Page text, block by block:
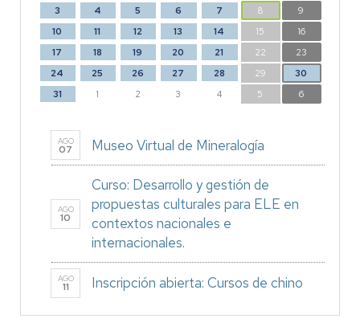
3
4 5 6 7 8
9
10
11 12 13 14 15
16
17
18 19 20 21 22
23
24
25 26 27 28 29
30
31
1 2 3 4 5 6
AGO
07 Museo Virtual de Mineralogía
AGO
10
Curso: Desarrollo y gestión de
propuestas culturales para ELE en
contextos nacionales e
internacionales.
AGO
11 Inscripción abierta: Cursos de chino